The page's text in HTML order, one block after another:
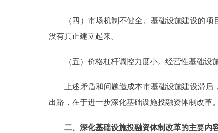
（四）市场机制不健全。基础设施建设的项
没有真正建立起来。
（五）价格杠杆调控力度小。经营性基础设
上述矛盾和问题造成本市基础设施建设滞后
出路，在于进一步深化基础设施投融资体制改革
二、深化基础设施投融资体制改革的主要内